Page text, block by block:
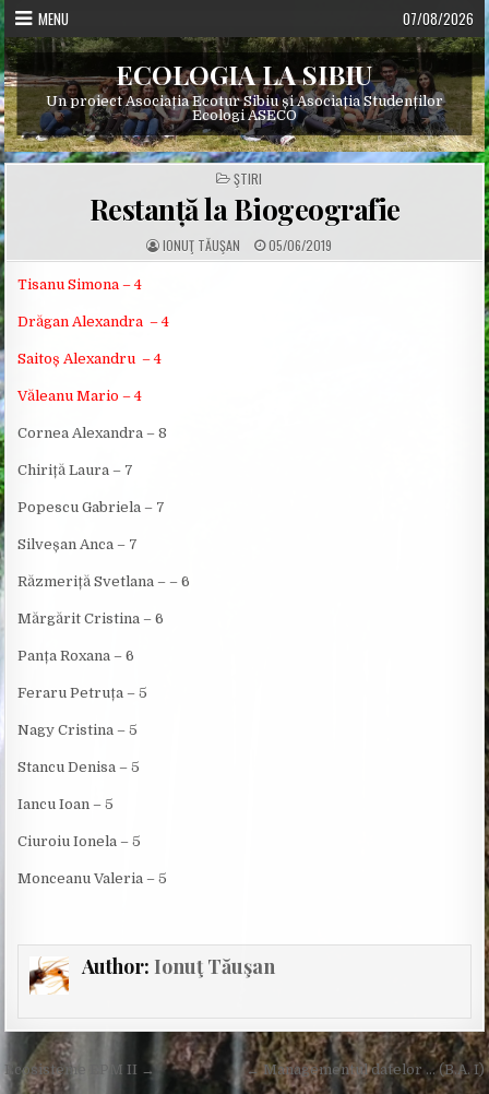
Skip
to
content
MENU 07/08/2026
ECOLOGIA LA SIBIU
Un proiect Asociația Ecotur Sibiu și Asociația Studenților
Ecologi ASECO
POSTED
IN
ŞTIRI
Restanță la Biogeografie
A
U
:
IONUŢ TĂUŞAN P
U
05/06/2019
Tisanu Simona – 4
Drăgan Alexandra – 4
Saitoș Alexandru – 4
Văleanu Mario – 4
Cornea Alexandra – 8
Chiriță Laura – 7
Popescu Gabriela – 7
Silveșan Anca – 7
Răzmeriță Svetlana – – 6
Mărgărit Cristina – 6
Panța Roxana – 6
Feraru Petruța – 5
Nagy Cristina – 5
Stancu Denisa – 5
Iancu Ioan – 5
Ciuroiu Ionela – 5
Monceanu Valeria – 5
Author: Ionuţ Tăuşan
Post ← Managementul datelor … (B.A. I)
Ecosisteme EPM II →